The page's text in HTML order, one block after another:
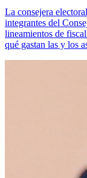
La consejera
integrantes del
lineamientos de
qué gastan las y los